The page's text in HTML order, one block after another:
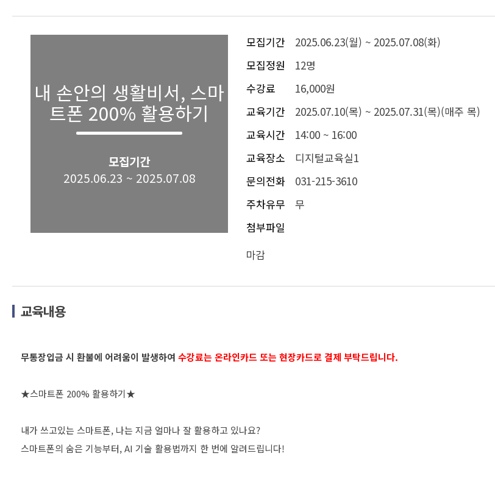
내 손안의 생활비서, 스마
트폰 200% 활용하기
모집기간
2025.06.23 ~ 2025.07.08
모집기간
2025.06.23(월) ~ 2025.07.08(화)
모집정원
12명
수강료
16,000원
교육기간
2025.07.10(목) ~ 2025.07.31(목)(매주 목)
교육시간
14:00 ~ 16:00
교육장소
디지털교육실1
문의전화
031-215-3610
주차유무
무
첨부파일
마감
교육내용
무통장입금 시 환불에 어려움이 발생하여 수강료는 온라인카드 또는 현장카드로 결제 부탁드립니다.
★스마트폰 200% 활용하기★
내가 쓰고있는 스마트폰, 나는 지금 얼마나 잘 활용하고 있나요?
스마트폰의 숨은 기능부터, AI 기술 활용법까지 한 번에 알려드립니다!